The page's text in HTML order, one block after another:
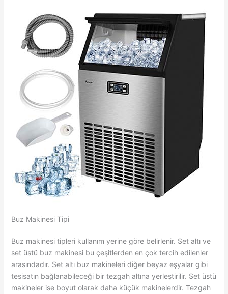
Buz Makinesi Tipi
Buz makinesi tipleri kullanım yerine göre belirlenir. Set altı ve
set üstü buz makinesi bu çeşitlerden en çok tercih edilenler
arasındadır. Set altı buz makineleri diğer beyaz eşyalar gibi
tesisatın bağlanabileceği bir tezgah altına yerleştirilir. Set üstü
makineler ise boyut olarak daha küçük makinelerdir. Tezgah